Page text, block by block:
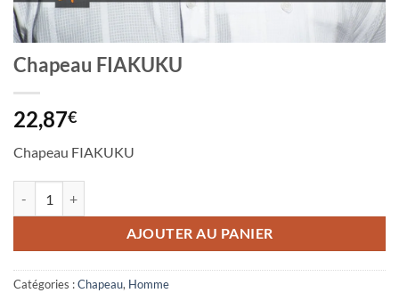
Chapeau FIAKUKU
22,87€
Chapeau FIAKUKU
AJOUTER AU PANIER
Catégories :Chapeau, Homme